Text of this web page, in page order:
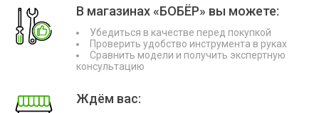
В магазинах «БОБЁР» вы можете:
Убедиться в качестве перед покупкой
Проверить удобство инструмента в руках
Сравнить модели и получить экспертную
консультацию
Ждём вас: